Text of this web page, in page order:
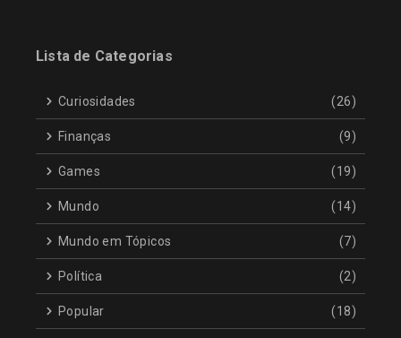
Lista de Categorias
Curiosidades (26)
Finanças (9)
Games (19)
Mundo (14)
Mundo em Tópicos (7)
Política (2)
Popular (18)